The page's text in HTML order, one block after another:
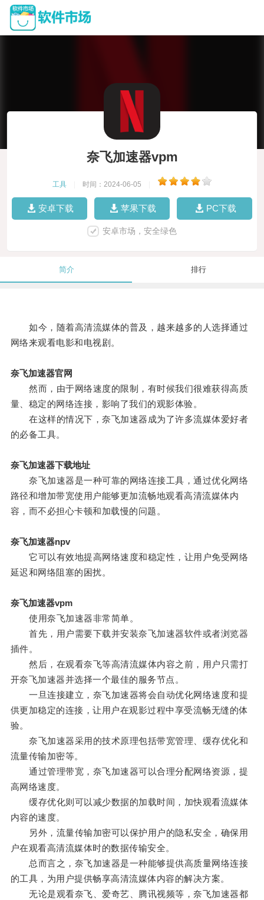
奈飞加速器vpm
工具 时间：2024-06-05
安卓下载 苹果下载 PC下载
安卓市场，安全绿色
简介 排行
如今，随着高清流媒体的普及，越来越多的人选择通过
网络来观看电影和电视剧。
奈飞加速器官网
然而，由于网络速度的限制，有时候我们很难获得高质
量、稳定的网络连接，影响了我们的观影体验。
在这样的情况下，奈飞加速器成为了许多流媒体爱好者
的必备工具。
奈飞加速器下载地址
奈飞加速器是一种可靠的网络连接工具，通过优化网络
路径和增加带宽使用户能够更加流畅地观看高清流媒体内
容，而不必担心卡顿和加载慢的问题。
奈飞加速器npv
它可以有效地提高网络速度和稳定性，让用户免受网络
延迟和网络阻塞的困扰。
奈飞加速器vpm
使用奈飞加速器非常简单。
首先，用户需要下载并安装奈飞加速器软件或者浏览器
插件。
然后，在观看奈飞等高清流媒体内容之前，用户只需打
开奈飞加速器并选择一个最佳的服务节点。
一旦连接建立，奈飞加速器将会自动优化网络速度和提
供更加稳定的连接，让用户在观影过程中享受流畅无缝的体
验。
奈飞加速器采用的技术原理包括带宽管理、缓存优化和
流量传输加密等。
通过管理带宽，奈飞加速器可以合理分配网络资源，提
高网络速度。
缓存优化则可以减少数据的加载时间，加快观看流媒体
内容的速度。
另外，流量传输加密可以保护用户的隐私安全，确保用
户在观看高清流媒体时的数据传输安全。
总而言之，奈飞加速器是一种能够提供高质量网络连接
的工具，为用户提供畅享高清流媒体内容的解决方案。
无论是观看奈飞、爱奇艺、腾讯视频等，奈飞加速器都